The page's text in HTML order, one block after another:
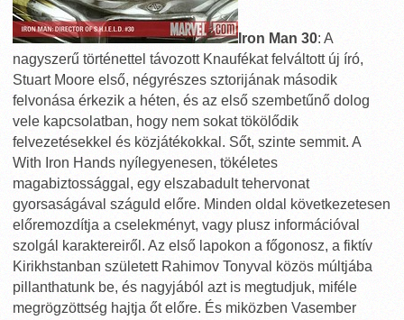
Iron Man 30: A
nagyszerű történettel távozott Knaufékat felváltott új író,
Stuart Moore első, négyrészes sztorijának második
felvonása érkezik a héten, és az első szembetűnő dolog
vele kapcsolatban, hogy nem sokat tökölődik
felvezetésekkel és közjátékokkal. Sőt, szinte semmit. A
With Iron Hands nyílegyenesen, tökéletes
magabiztossággal, egy elszabadult tehervonat
gyorsaságával száguld előre. Minden oldal következetesen
előremozdítja a cselekményt, vagy plusz információval
szolgál karaktereiről. Az első lapokon a főgonosz, a fiktív
Kirikhstanban született Rahimov Tonyval közös múltjába
pillanthatunk be, és nagyjából azt is megtudjuk, miféle
megrögzöttség hajtja őt előre. És miközben Vasember